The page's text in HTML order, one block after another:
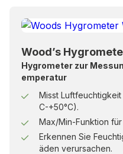
Wood’s
Hygrometer zur
emperatur
Misst
C-+50°C).
Max/Min-Funktion
Erkennen Sie
äden verursachen.